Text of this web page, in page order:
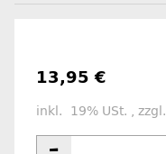
13,95 €
inkl. 19% USt. , zzgl.